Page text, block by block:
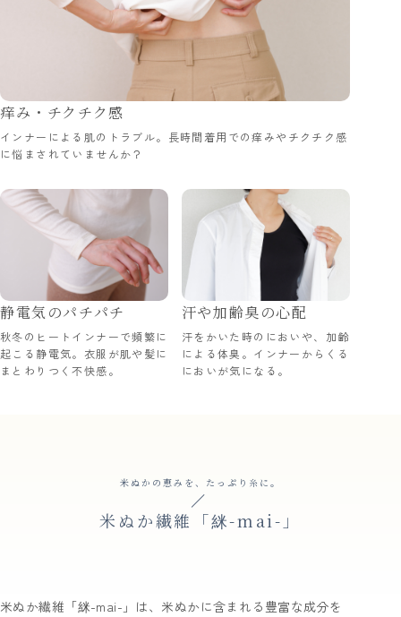
痒み・チクチク感
インナーによる肌のトラブル。長時間着用での痒みやチクチク感
に悩まされていませんか？
静電気のパチパチ
秋冬のヒートインナーで頻繁に
起こる静電気。衣服が肌や髪に
まとわりつく不快感。
汗や加齢臭の心配
汗をかいた時のにおいや、加齢
による体臭。インナーからくる
においが気になる。
米ぬかの恵みを、たっぷり糸に。
米ぬか繊維「䋛-mai-」
米ぬか繊維「䋛-mai-」は、米ぬかに含まれる豊富な成分を